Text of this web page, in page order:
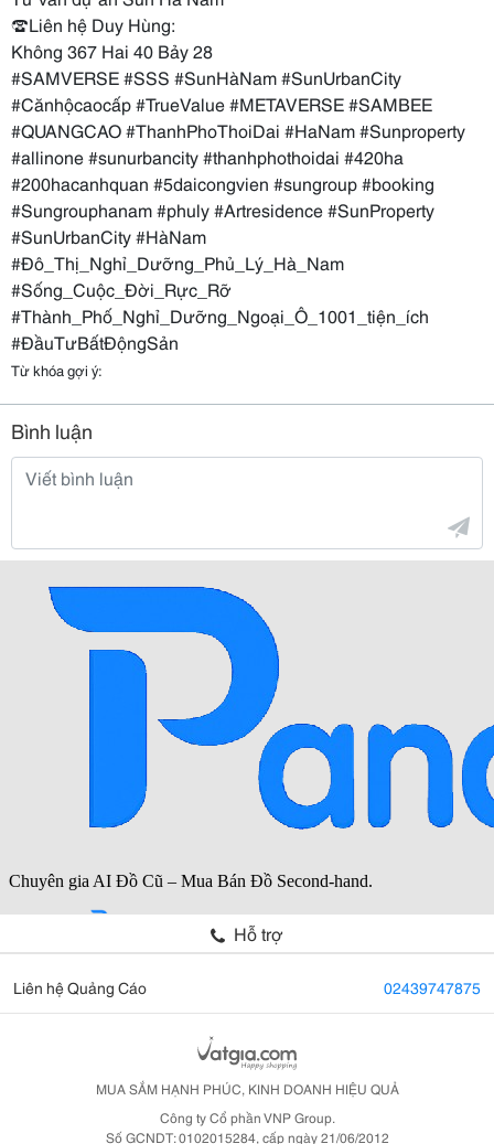
☎️Liên hệ Duy Hùng:
Không 367 Hai 40 Bảy 28
#SAMVERSE #SSS #SunHàNam #SunUrbanCity
#Cănhộcaocấp #TrueValue #METAVERSE #SAMBEE
#QUANGCAO #ThanhPhoThoiDai #HaNam #Sunproperty
#allinone #sunurbancity #thanhphothoidai #420ha
#200hacanhquan #5daicongvien #sungroup #booking
#Sungrouphanam #phuly #Artresidence #SunProperty
#SunUrbanCity #HàNam
#Đô_Thị_Nghỉ_Dưỡng_Phủ_Lý_Hà_Nam
#Sống_Cuộc_Đời_Rực_Rỡ
#Thành_Phố_Nghỉ_Dưỡng_Ngoại_Ô_1001_tiện_ích
#ĐầuTưBấtĐộngSản
Từ khóa gợi ý:
Bình luận
Hỗ trợ
Liên hệ Quảng Cáo 02439747875
MUA SẮM HẠNH PHÚC, KINH DOANH HIỆU QUẢ
Công ty Cổ phần VNP Group.
Số GCNDT: 0102015284, cấp ngày 21/06/2012